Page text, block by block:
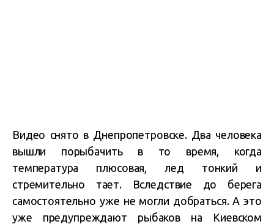
Видео снято в Днепропетровске. Два человека
вышли порыбачить в то время, когда
температура плюсовая, лед тонкий и
стремительно тает. Вследствие до берега
самостоятельно уже не могли добраться. А это
уже предупреждают рыбаков на Киевском